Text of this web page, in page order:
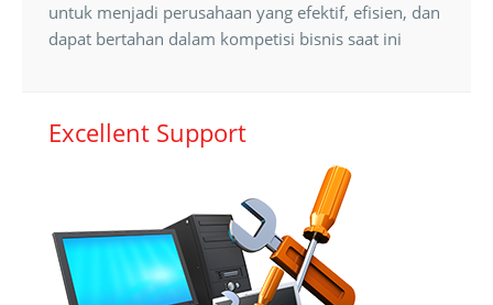
untuk menjadi perusahaan yang efektif, efisien, dan
dapat bertahan dalam kompetisi bisnis saat ini
Excellent Support